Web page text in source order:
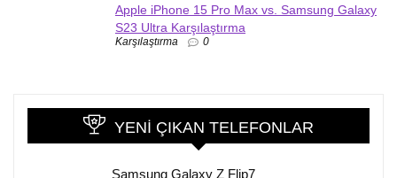
Apple iPhone 15 Pro Max vs. Samsung Galaxy
S23 Ultra Karşılaştırma
Karşılaştırma 0
YENI ÇIKAN TELEFONLAR
Samsung Galaxy Z Flip7